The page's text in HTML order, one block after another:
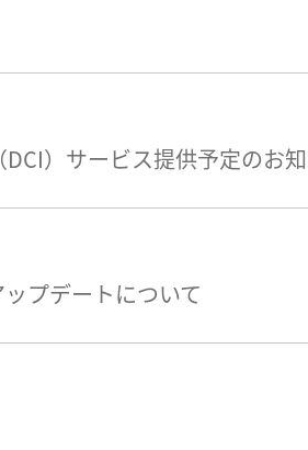
）サービス提供予定のお
プデートについて